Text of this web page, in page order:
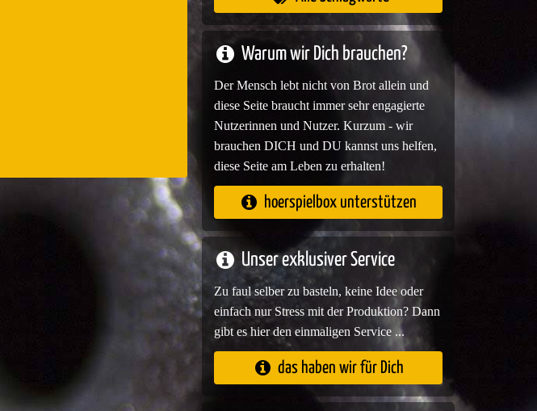
Warum wir Dich brauchen?
Der Mensch lebt nicht von Brot allein und
diese Seite braucht immer sehr engagierte
Nutzerinnen und Nutzer. Kurzum - wir
brauchen DICH und DU kannst uns helfen,
diese Seite am Leben zu erhalten!
hoerspielbox unterstützen
Unser exklusiver Service
Zu faul selber zu basteln, keine Idee oder
einfach nur Stress mit der Produktion? Dann
gibt es hier den einmaligen Service ...
das haben wir für Dich